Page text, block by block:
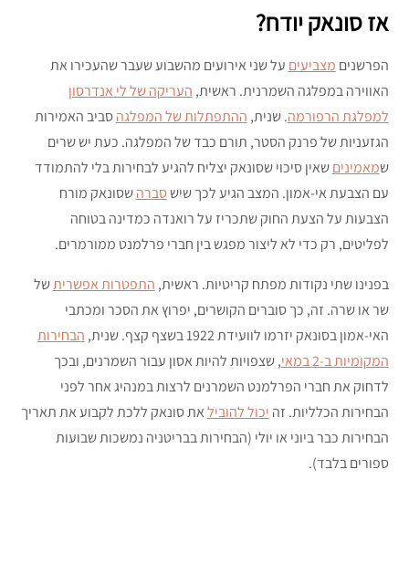
אז סונאק יודח?
הפרשנים מצביעים על שני אירועים מהשבוע שעבר שהעכירו את
האווירה במפלגה השמרנית. ראשית, העריקה של לי אנדרסון
למפלגת הרפורמה. שנית, ההתפתלות של המפלגהסביב האמירות
הגזעניות של פרנק הסטר, תורם כבד של המפלגה. כעת יש שרים
שמאמיניםשאין סיכוי שסונאק יצליח להגיע לבחירות בלי להתמודד
עם הצבעת אי-אמון. המצב הגיע לכך שישסברהשסונאק מורח
הצבעות על הצעת החוק שתכריז על רואנדה כמדינה בטוחה
לפליטים, רק כדי לא ליצור מפגש בין חברי פרלמנט ממורמרים.
בפנינו שתי נקודות מפתח קריטיות. ראשית, התפטרות אפשריתשל
שר או שרה. זה, כך סוברים הקושרים, יפרוץ את הסכר ומכתבי
האי-אמון בסונאק יזרמו לוועידת 1922 בשצף קצף. שנית,
הבחירות
המקומיות ב-2 במאי
, שצפויות להיות אסון עבור השמרנים, ובכך
לדחוק את חברי הפרלמנט השמרנים לרצות במנהיג אחר לפני
הבחירות הכלליות. זה יכול להובילאת סונאק ללכת לקבוע את תאריך
הבחירות כבר ביוני או יולי (הבחירות בבריטניה נמשכות שבועות
ספורים בלבד).